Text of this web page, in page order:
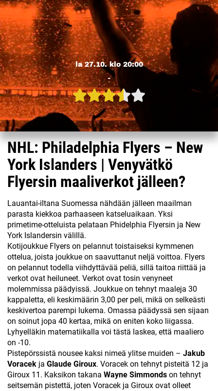
la 27.10. klo 20:00
-
NHL: Philadelphia Flyers – New
York Islanders | Venyvätkö
Flyersin maaliverkot jälleen?
Lauantai-iltana Suomessa nähdään jälleen maailman
parasta kiekkoa parhaaseen katseluaikaan. Yksi
primetime-otteluista pelataan Phidelphia Flyersin ja New
York Islandersin välillä.
Kotijoukkue Flyers on pelannut toistaiseksi kymmenen
ottelua, joista joukkue on saavuttanut neljä voittoa. Flyers
on pelannut todella viihdyttävää peliä, sillä taitoa riittää ja
verkot ovat heiluneet. Verkot ovat tosin venyneet
molemmissa päädyissä. Joukkue on tehnyt maaleja 30
kappaletta, eli keskimäärin 3,00 per peli, mikä on selkeästi
keskivertoa parempi lukema. Omassa päädyssä sen sijaan
on soinut jopa 40 kertaa, mikä on eniten koko liigassa.
Lyhyelläkin matematiikalla voi tästä laskea, että maaliero
on -10.
Pistepörssistä nousee kaksi nimeä ylitse muiden – Jakub
Voracek ja Glaude Giroux. Voracek on tehnyt pisteitä 12 ja
Giroux 11. Kaksikon takana Wayne Simmonds on tehnyt
seitsemän pistettä, joten Voracek ja Giroux ovat olleet